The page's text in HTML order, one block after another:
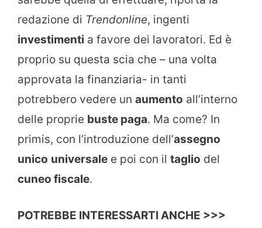
redazione di Trendonline, ingenti
investimenti a favore dei lavoratori. Ed è
proprio su questa scia che – una volta
approvata la finanziaria- in tanti
potrebbero vedere un aumento all’interno
delle proprie buste paga. Ma come? In
primis, con l’introduzione dell’assegno
unico universale e poi con il taglio del
cuneo fiscale.
POTREBBE INTERESSARTI ANCHE >>>